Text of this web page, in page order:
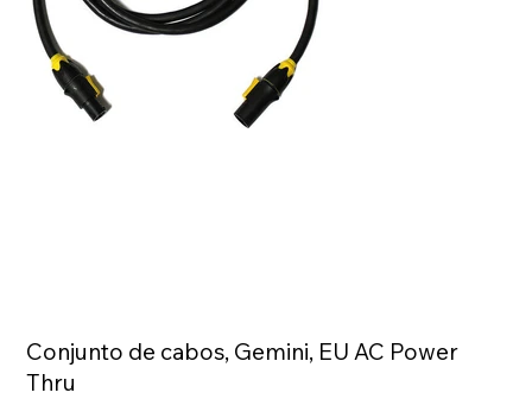
Conjunto de cabos, Gemini, EU AC Power
Thru